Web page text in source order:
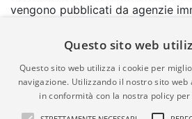
vengono pubblicati da agenzie
comporta l'approvazione o
garanzia da parte di
quindi non è responsabile della
correttezza, della completezza,
Questo sito web
Questo sito web utilizza i cookie per
navigazione. Utilizzando il nostro sito
in conformità con la nostra policy per